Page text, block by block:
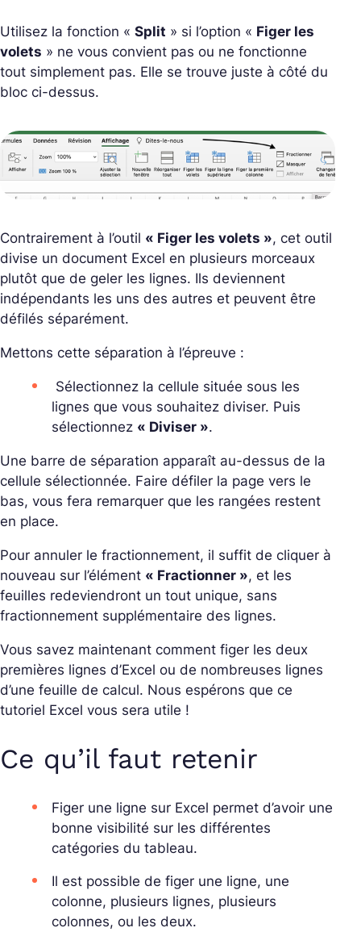
Utilisez la fonction « Split » si l’option « Figer les
volets » ne vous convient pas ou ne fonctionne
tout simplement pas. Elle se trouve juste à côté du
bloc ci-dessus.
Contrairement à l’outil « Figer les volets », cet outil
divise un document Excel en plusieurs morceaux
plutôt que de geler les lignes. Ils deviennent
indépendants les uns des autres et peuvent être
défilés séparément.
Mettons cette séparation à l’épreuve :
Sélectionnez la cellule située sous les
lignes que vous souhaitez diviser. Puis
sélectionnez « Diviser ».
Une barre de séparation apparaît au-dessus de la
cellule sélectionnée. Faire défiler la page vers le
bas, vous fera remarquer que les rangées restent
en place.
Pour annuler le fractionnement, il suffit de cliquer à
nouveau sur l’élément « Fractionner », et les
feuilles redeviendront un tout unique, sans
fractionnement supplémentaire des lignes.
Vous savez maintenant comment figer les deux
premières lignes d’Excel ou de nombreuses lignes
d’une feuille de calcul. Nous espérons que ce
tutoriel Excel vous sera utile !
Ce qu’il faut retenir
Figer une ligne sur Excel permet d’avoir une
bonne visibilité sur les différentes
catégories du tableau.
Il est possible de figer une ligne, une
colonne, plusieurs lignes, plusieurs
colonnes, ou les deux.